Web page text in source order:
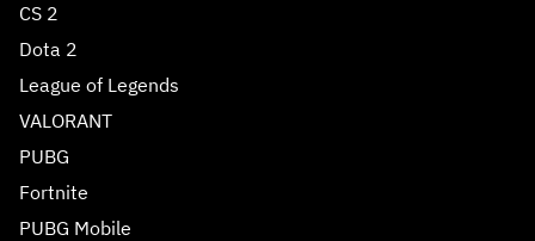
CS 2
Dota 2
League of Legends
VALORANT
PUBG
Fortnite
PUBG Mobile